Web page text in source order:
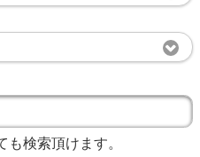
検索頂けます。